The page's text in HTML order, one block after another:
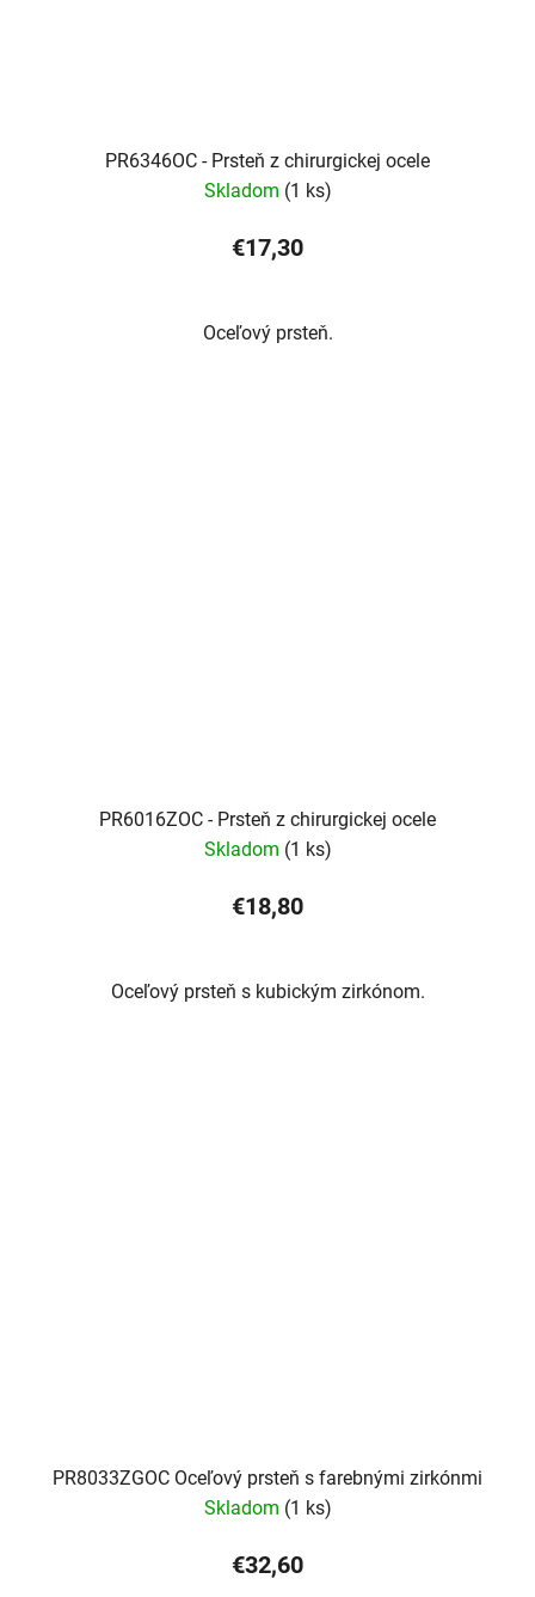
PR6346OC - Prsteň z chirurgickej ocele
Skladom (1 ks)
€17,30
Oceľový prsteň.
PR6016ZOC - Prsteň z chirurgickej ocele
Skladom (1 ks)
€18,80
Oceľový prsteň s kubickým zirkónom.
PR8033ZGOC Oceľový prsteň s farebnými zirkónmi
Skladom (1 ks)
€32,60